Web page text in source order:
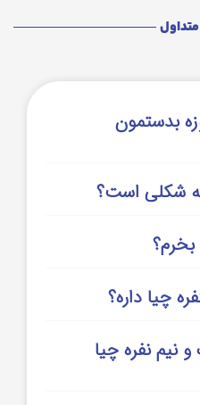
بدستمون
شکلی است؟
چیا داره؟
نفره چیا